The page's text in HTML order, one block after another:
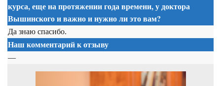
курса, еще на протяжении года времени, у доктора
Вышинского и важно и нужно ли это вам?
Да знаю спасибо.
Наш комментарий к отзыву
—